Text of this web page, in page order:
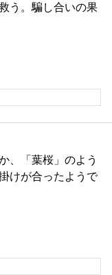
う。騙し合いの果
、「葉桜」のよう
けが合ったようで